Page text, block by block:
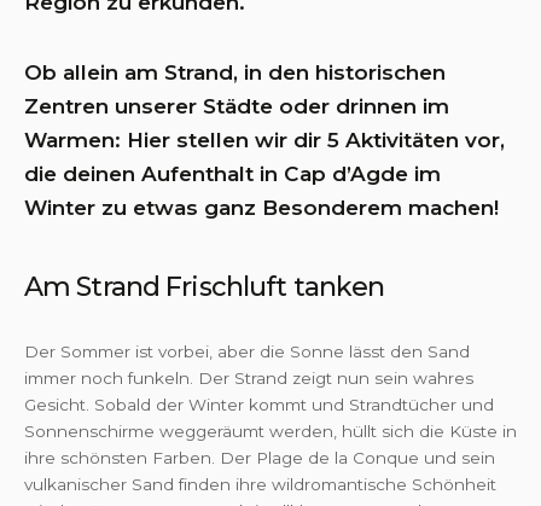
Ob allein am Strand, in den historischen
Zentren unserer Städte oder drinnen im
Warmen: Hier stellen wir dir 5 Aktivitäten vor,
die deinen Aufenthalt in Cap d’Agde im
Winter zu etwas ganz Besonderem machen!
Am Strand Frischluft tanken
Der Sommer ist vorbei, aber die Sonne lässt den Sand
immer noch funkeln. Der Strand zeigt nun sein wahres
Gesicht. Sobald der Winter kommt und Strandtücher und
Sonnenschirme weggeräumt werden, hüllt sich die Küste in
ihre schönsten Farben. Der Plage de la Conque und sein
vulkanischer Sand finden ihre wildromantische Schönheit